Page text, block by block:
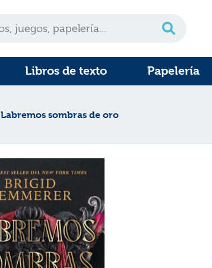
Libros de texto Papelería
Labremos sombras de oro